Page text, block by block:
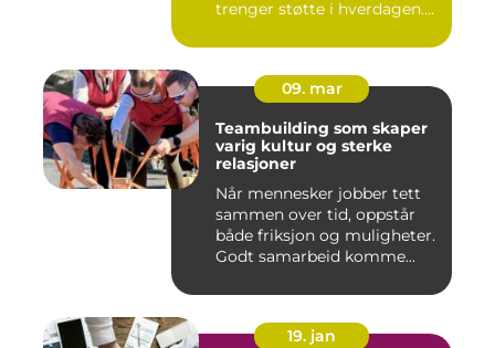
trenger støtte i hverdagen.
09. mar
Teambuilding som skaper
varig kultur og sterke
relasjoner
Når mennesker jobber tett
sammen over tid, oppstår
både friksjon og muligheter.
Godt samarbeid komme...
19. jan